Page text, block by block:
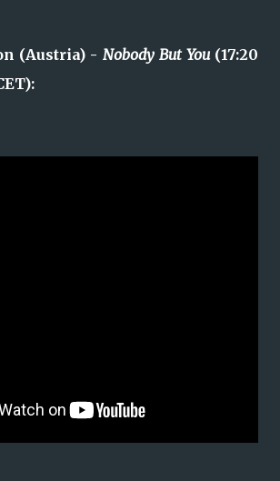
(Austria) - Nobody But You(17:20